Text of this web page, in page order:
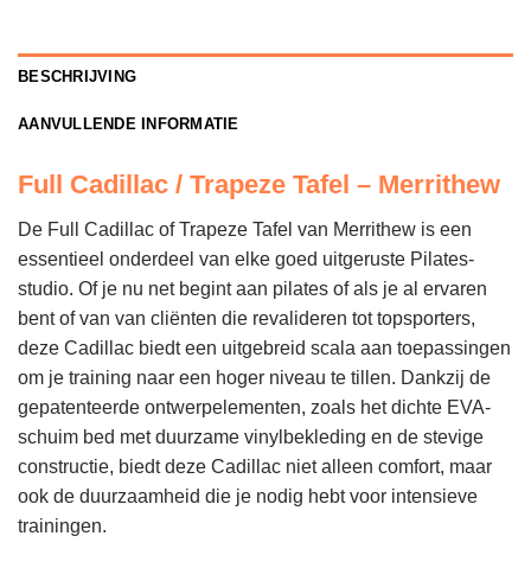
BESCHRIJVING
AANVULLENDE INFORMATIE
Full Cadillac / Trapeze Tafel – Merrithew
De Full Cadillac of Trapeze Tafel van Merrithew is een
essentieel onderdeel van elke goed uitgeruste Pilates-
studio. Of je nu net begint aan pilates of als je al ervaren
bent of van van cliënten die revalideren tot topsporters,
deze Cadillac biedt een uitgebreid scala aan toepassingen
om je training naar een hoger niveau te tillen. Dankzij de
gepatenteerde ontwerpelementen, zoals het dichte EVA-
schuim bed met duurzame vinylbekleding en de stevige
constructie, biedt deze Cadillac niet alleen comfort, maar
ook de duurzaamheid die je nodig hebt voor intensieve
trainingen.